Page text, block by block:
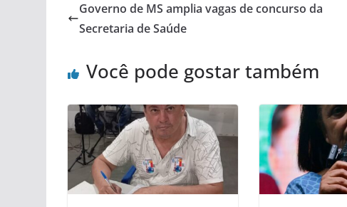
Governo de MS amplia vagas de concurso da
Secretaria de Saúde
Você pode gostar também